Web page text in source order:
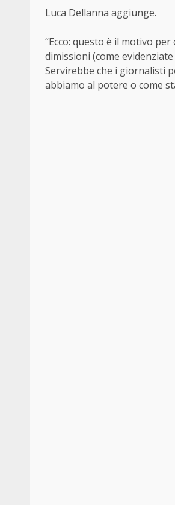
Luca Dellanna aggiunge.
“Ecco: questo è il motivo
dimissioni (come
Servirebbe che i giornalisti
abbiamo al potere o come